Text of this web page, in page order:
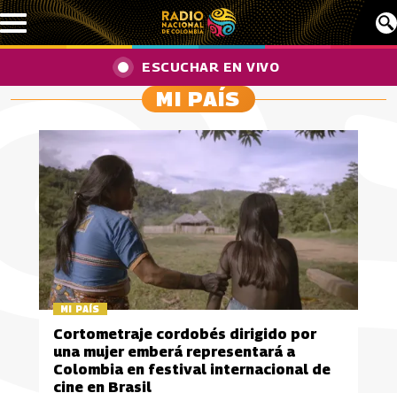
Pasar al contenido principal
ESCUCHAR EN VIVO
MI PAÍS
MI PAÍS
Cortometraje cordobés dirigido por
una mujer emberá representará a
Colombia en festival internacional de
cine en Brasil